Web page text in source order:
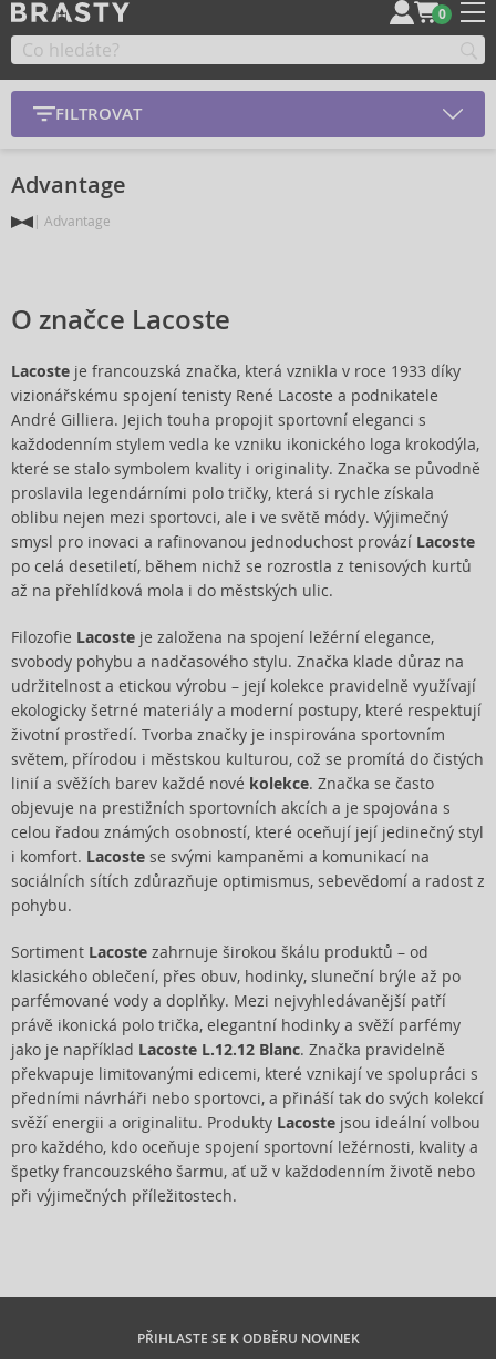
0
FILTROVAT
Advantage
Advantage
O značce Lacoste
Lacoste je francouzská značka, která vznikla v roce 1933 díky
vizionářskému spojení tenisty René Lacoste a podnikatele
André Gilliera. Jejich touha propojit sportovní eleganci s
každodenním stylem vedla ke vzniku ikonického loga krokodýla,
které se stalo symbolem kvality i originality. Značka se původně
proslavila legendárními polo tričky, která si rychle získala
oblibu nejen mezi sportovci, ale i ve světě módy. Výjimečný
smysl pro inovaci a rafinovanou jednoduchost provází Lacoste
po celá desetiletí, během nichž se rozrostla z tenisových kurtů
až na přehlídková mola i do městských ulic.
Filozofie Lacoste je založena na spojení ležérní elegance,
svobody pohybu a nadčasového stylu. Značka klade důraz na
udržitelnost a etickou výrobu – její kolekce pravidelně využívají
ekologicky šetrné materiály a moderní postupy, které respektují
životní prostředí. Tvorba značky je inspirována sportovním
světem, přírodou i městskou kulturou, což se promítá do čistých
linií a svěžích barev každé nové kolekce. Značka se často
objevuje na prestižních sportovních akcích a je spojována s
celou řadou známých osobností, které oceňují její jedinečný styl
i komfort. Lacoste se svými kampaněmi a komunikací na
sociálních sítích zdůrazňuje optimismus, sebevědomí a radost z
pohybu.
Sortiment Lacoste zahrnuje širokou škálu produktů – od
klasického oblečení, přes obuv, hodinky, sluneční brýle až po
parfémované vody a doplňky. Mezi nejvyhledávanější patří
právě ikonická polo trička, elegantní hodinky a svěží parfémy
jako je například Lacoste L.12.12 Blanc. Značka pravidelně
překvapuje limitovanými edicemi, které vznikají ve spolupráci s
předními návrháři nebo sportovci, a přináší tak do svých kolekcí
svěží energii a originalitu. Produkty Lacoste jsou ideální volbou
pro každého, kdo oceňuje spojení sportovní ležérnosti, kvality a
špetky francouzského šarmu, ať už v každodenním životě nebo
při výjimečných příležitostech.
PŘIHLASTE SE K ODBĚRU NOVINEK